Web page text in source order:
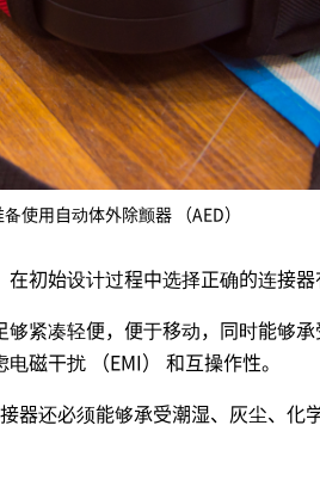
使用自动体外除颤器 （AED）
初始设计过程中选择正确的连接器
紧凑轻便，便于移动，同时能够
磁干扰 （EMI） 和互操作性。
还必须能够承受潮湿、灰尘、化